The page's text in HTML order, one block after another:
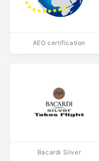
AEO certification
Bacardi Silver